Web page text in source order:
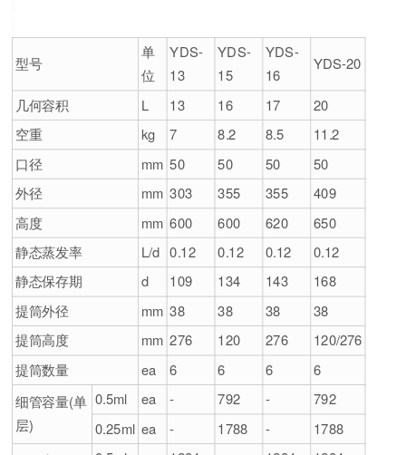
型号
单
位
YDS-
13
YDS-
15
YDS-
16
YDS-20
几何容积 L 13 16 17
20
空重
kg 7 8.2 8.5
11.2
口径
mm 50 50 50
50
外径
mm 303 355 355
409
高度
mm 600 600 620
650
静态蒸发率
L/d 0.12 0.12 0.12
0.12
静态保存期
d 109 134 143 168
提筒外径 mm 38 38 38
38
提筒高度
mm 276 120 276
120/276
提筒数量
ea 6 6 6
6
细管容量(单
层)
0.5ml ea - 792 -
792
0.25ml ea - 1788 -
1788